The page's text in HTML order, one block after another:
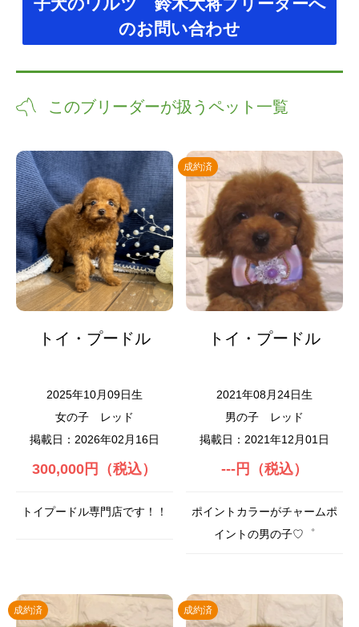
のお問い合わせ
このブリーダーが扱うペット一覧
トイ・プードル
2025年10月09日生
女の子
レッド
掲載日：2026年02月16日
300,000円（税込）
トイプードル専門店です！！
成約済
トイ・プードル
2021年08月24日生
男の子
レッド
掲載日：2021年12月01日
---円（税込）
ポイントカラーがチャームポ
イントの男の子♡゜
成約済 成約済